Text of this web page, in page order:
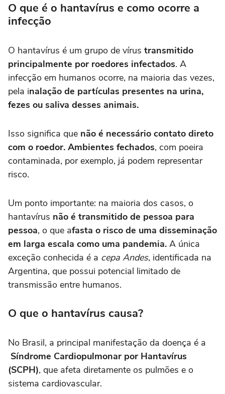
O que é o hantavírus e como ocorre a
infecção
O hantavírus é um grupo de vírus transmitido
principalmente por roedores infectados. A
infecção em humanos ocorre, na maioria das vezes,
pela inalação de partículas presentes na urina,
fezes ou saliva desses animais.
Isso significa que não é necessário contato direto
com o roedor. Ambientes fechados, com poeira
contaminada, por exemplo, já podem representar
risco.
Um ponto importante: na maioria dos casos, o
hantavírus não é transmitido de pessoa para
pessoa, o que afasta o risco de uma disseminação
em larga escala como uma pandemia. A única
exceção conhecida é a cepa Andes, identificada na
Argentina, que possui potencial limitado de
transmissão entre humanos.
O que o hantavírus causa?
No Brasil, a principal manifestação da doença é a
Síndrome Cardiopulmonar por Hantavírus
(SCPH), que afeta diretamente os pulmões e o
sistema cardiovascular.